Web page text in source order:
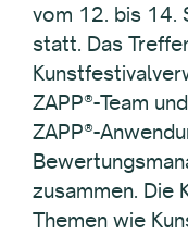
vom 12. bis 14.
statt. Das
ZAPP®-Team
ZAPP®-
zusammen. Die
Themen wie